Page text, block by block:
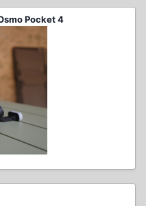
Pocket 4